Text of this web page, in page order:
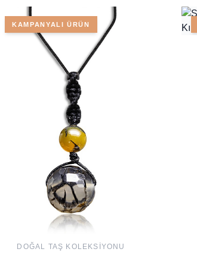
KAMPANYALI ÜRÜN
DOĞAL TAŞ KOLEKSIYONU